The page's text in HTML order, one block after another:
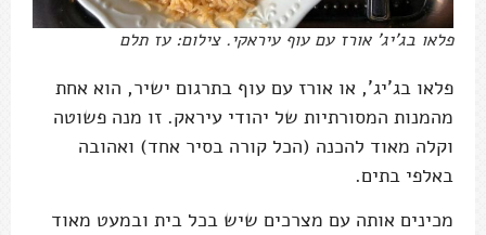
פלאו בג'יג' אורז עם עוף עיראקי. צילום: עז תלם
פלאו בג'יג', או אורז עם עוף בתרגום ישיר, הוא אחת
מהמנות המסורתיות של יהודי עיראק. זו מנה פשוטה
וקלה מאוד להכנה (הכל קורה בסיר אחד) ואהובה
באלפי בתים.
מכינים אותה עם מצרכים שיש בכל בית ובמעט מאוד